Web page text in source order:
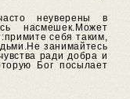
неуверены в
насмешек.Может
себя таким,
занимайтесь
ради добра и
Бог посылает